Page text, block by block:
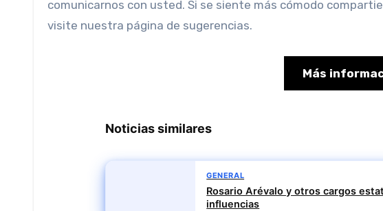
comunicarnos con usted. Si se siente más cómodo
visite nuestra página de sugerencias.
Más
Noticias similares
GENERAL
Rosario Arévalo y otros cargos
influencias